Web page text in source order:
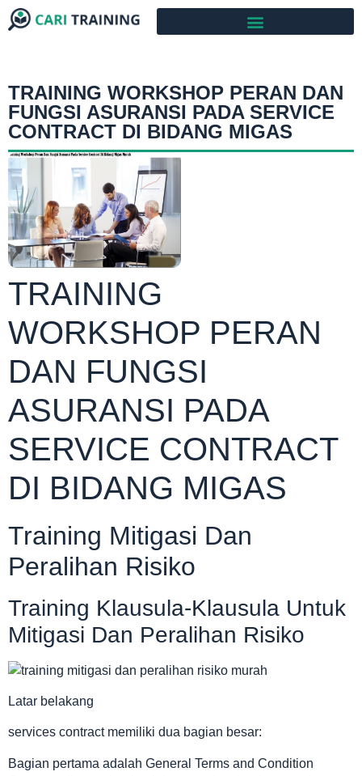
TRAINING WORKSHOP PERAN DAN
FUNGSI ASURANSI PADA SERVICE
CONTRACT DI BIDANG MIGAS
TRAINING
WORKSHOP PERAN
DAN FUNGSI
ASURANSI PADA
SERVICE CONTRACT
DI BIDANG MIGAS
Training Mitigasi Dan
Peralihan Risiko
Training Klausula-Klausula Untuk
Mitigasi Dan Peralihan Risiko
Latar belakang
services contract memiliki dua bagian besar:
Bagian pertama adalah General Terms and Condition